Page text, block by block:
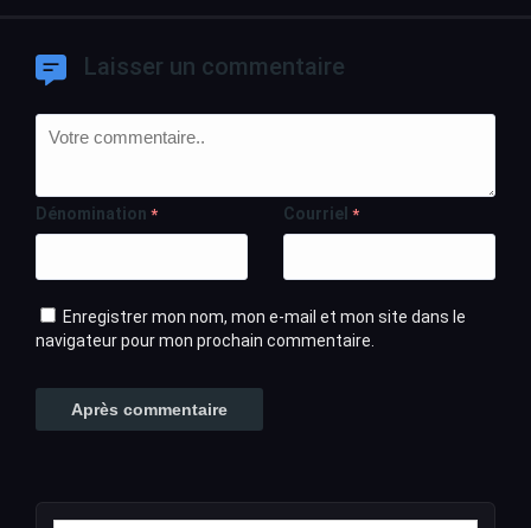
Laisser un commentaire
Dénomination * Courriel *
Enregistrer mon nom, mon e-mail et mon site dans le
navigateur pour mon prochain commentaire.